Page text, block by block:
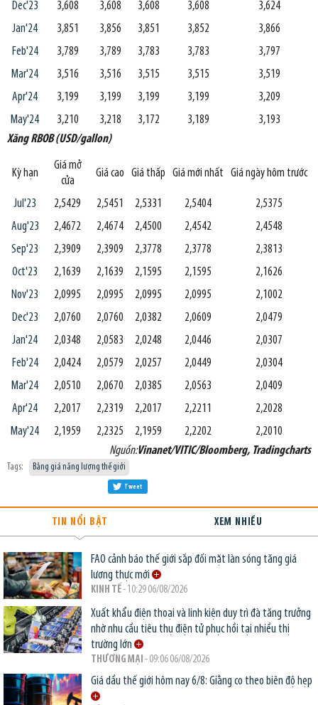
Dec'23 3,608 3,608 3,608 3,608
3,624
Jan'24
3,851 3,856 3,851 3,852
3,866
Feb'24
3,789 3,789 3,783 3,783
3,797
Mar'24
3,516 3,516 3,515 3,515
3,519
Apr'24
3,199 3,199 3,199 3,199
3,209
May'24
3,210 3,218 3,172 3,189
3,193
Xăng RBOB (USD/gallon)
Kỳ hạn
Giá mở
cửa
Giá cao Giá thấp Giá mới nhất Giá ngày hôm trước
Jul'23 2,5429 2,5451 2,5331 2,5404
2,5375
Aug'23
2,4672 2,4674 2,4500 2,4542
2,4548
Sep'23
2,3909 2,3909 2,3778 2,3778
2,3813
Oct'23
2,1639 2,1639 2,1595 2,1595
2,1626
Nov'23
2,0995 2,0995 2,0995 2,0995
2,1002
Dec'23
2,0760 2,0760 2,0382 2,0609
2,0479
Jan'24
2,0348 2,0583 2,0248 2,0446
2,0307
Feb'24
2,0424 2,0579 2,0257 2,0449
2,0304
Mar'24
2,0510 2,0670 2,0385 2,0563
2,0409
Apr'24
2,2017 2,2319 2,2017 2,2211
2,2028
May'24
2,1959 2,2325 2,1959 2,2202
2,2010
Nguồn:Vinanet/VITIC/Bloomberg, Tradingcharts
Tags: Bảng giá năng lượng thế giới
Tweet
TIN NỔI BẬT XEM NHIỀU
FAO cảnh báo thế giới sắp đối mặt làn sóng tăng giá
lương thực mới
KINH TẾ- 10:29 06/08/2026
Xuất khẩu điện thoại và linh kiện duy trì đà tăng trưởng
nhờ nhu cầu tiêu thụ điện tử phục hồi tại nhiều thị
trường lớn
THƯƠNG MẠI - 09:06 06/08/2026
Giá dầu thế giới hôm nay 6/8: Giằng co theo biên độ hẹp